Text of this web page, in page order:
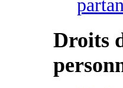
Droits